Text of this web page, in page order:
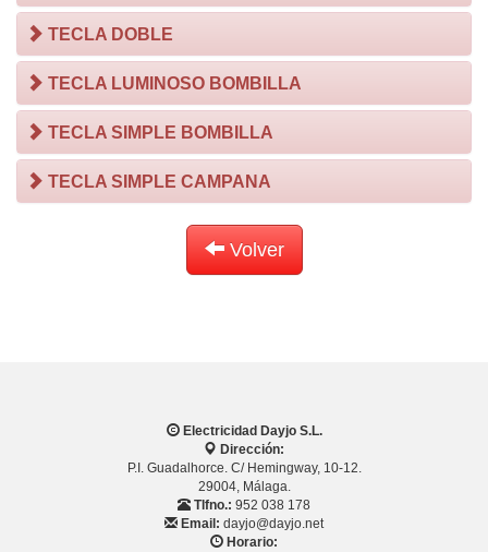
TECLA DOBLE
TECLA LUMINOSO BOMBILLA
TECLA SIMPLE BOMBILLA
TECLA SIMPLE CAMPANA
Volver
Electricidad Dayjo S.L.
Dirección:
P.I. Guadalhorce. C/ Hemingway, 10-12.
29004, Málaga.
Tlfno.: 952 038 178
Email: dayjo@dayjo.net
Horario: